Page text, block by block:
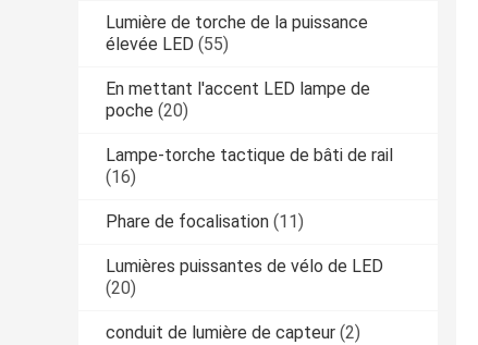
Lumière de torche de la puissance
élevée LED (55)
En mettant l'accent LED lampe de
poche (20)
Lampe-torche tactique de bâti de rail
(16)
Phare de focalisation (11)
Lumières puissantes de vélo de LED
(20)
conduit de lumière de capteur (2)